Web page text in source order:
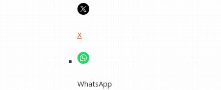
X
WhatsApp